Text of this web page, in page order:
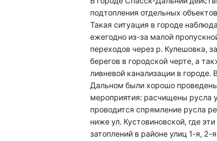
подтопления отдельных
Такая ситуация в городе
ежегодно из-за малой
переходов через р. Кулешовка,
берегов в городской черте, а
ливневой канализации в городе.
Дальном были хорошо
мероприятия: расчищены русла
проводится спрямление русла
ниже ул. Кустовиновской, где
затоплений в районе улиц 1-я,